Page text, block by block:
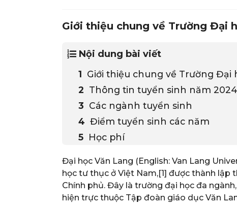
Giới thiệu chung về Trường Đại
Nội dung bài viết
Giới thiệu chung về Trường Đại
Thông tin tuyển sinh năm
Các ngành tuyển sinh
Điểm tuyển sinh các năm
Học phí
Đại học Văn Lang (English: Van Lang
học tư thục ở Việt Nam,[1] được thành lập
Chính phủ. Đây là trường đại học đa
hiện trực thuộc Tập đoàn giáo dục Văn